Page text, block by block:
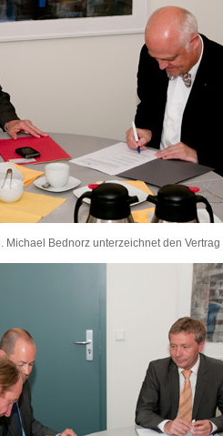
Michael Bednorz unterzeichnet den Vertrag